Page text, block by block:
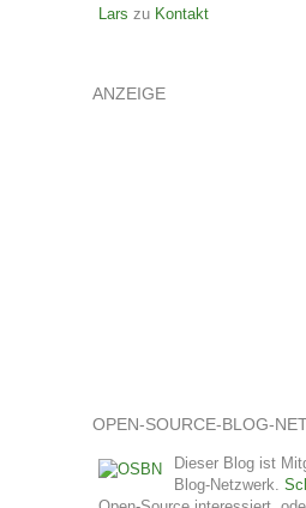
Lars zu Kontakt
ANZEIGE
OPEN-SOURCE-BLOG-
Dieser Blog ist
Blog-Netzwerk.